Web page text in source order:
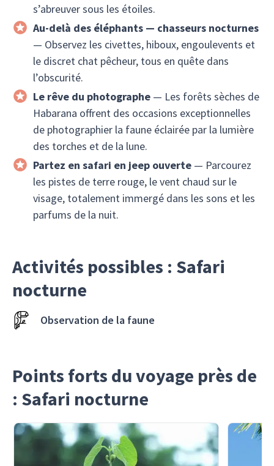
s’abreuver sous les étoiles.
Au-delà des éléphants — chasseurs nocturnes
— Observez les civettes, hiboux, engoulevents et
le discret chat pêcheur, tous en quête dans
l’obscurité.
Le rêve du photographe— Les forêts sèches de
Habarana offrent des occasions exceptionnelles
de photographier la faune éclairée par la lumière
des torches et de la lune.
Partez en safari en jeep ouverte— Parcourez
les pistes de terre rouge, le vent chaud sur le
visage, totalement immergé dans les sons et les
parfums de la nuit.
Activités possibles : Safari
nocturne
Observation de la faune
Points forts du voyage près de
: Safari nocturne